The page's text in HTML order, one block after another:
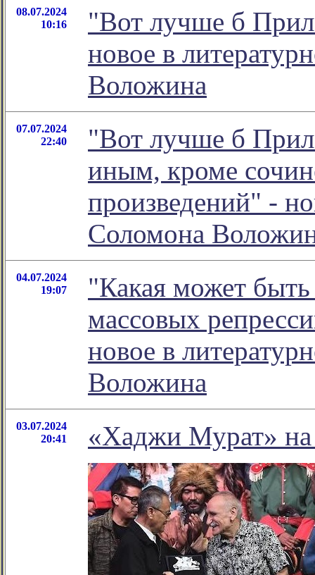
08.07.2024
10:16
"Вот лучше б
новое в
Воложина
07.07.2024
22:40
"Вот лучше б
иным, кроме
произведений" -
Соломона
04.07.2024
19:07
"Какая может
массовых
новое в
Воложина
03.07.2024
20:41
«Хаджи Мурат» на